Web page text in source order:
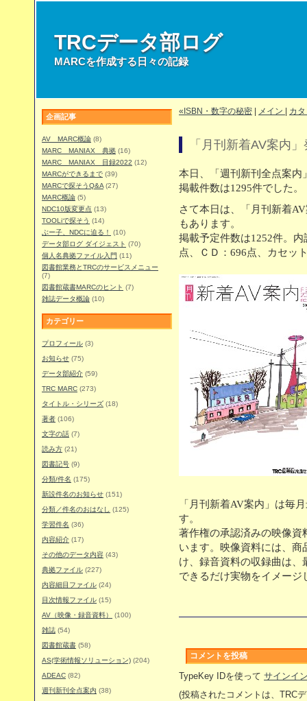
TRCデータ部ログ
MARCを作成する日々の記録
企画記事
AV MARC概論 (8)
MARC MANIAX 典拠 (16)
MARC MANIAX 目録2022 (12)
MARCができるまで (39)
MARCで探そうQ&A (27)
MARC概論 (5)
NDC10版変更点 (13)
TOOLiで探そう (14)
ぶー子、NDCに迫る！
(10)
データ部ログ ダイジェスト (70)
個人名典拠ファイル入門 (11)
図書館業務とTRCのサービスメニュー
(7)
図書館蔵書MARCのヒント (7)
雑誌データ概論 (10)
カテゴリー
プロフィール (3)
お知らせ (75)
データ部紹介 (59)
TRC MARC (273)
タイトル・シリーズ (18)
著者 (106)
文字の話 (7)
読み方 (21)
図書記号 (9)
分類/件名 (175)
新設件名のお知らせ (151)
分類／件名のおはなし
(125)
学習件名 (36)
内容紹介 (17)
その他のデータ内容 (43)
典拠ファイル (227)
内容細目ファイル (24)
目次情報ファイル (15)
AV（映像・録音資料）
(100)
雑誌 (54)
図書館蔵書 (58)
AS(学術情報ソリューション) (204)
ADEAC (82)
週刊新刊全点案内 (38)
«ISBN・数字の秘密 メイン カ
「月刊新着AV案内
本日、「週刊新刊全点案内
掲載件数は1295件でした。
さて本日は、「月刊新着
もあります。
掲載予定件数は1252件。
点、ＣＤ：696点、カセッ
「月刊新着AV案内」は毎
す。
著作権の承認済みの映像資
います。映像資料には、
け、録音資料の収録曲は、
できるだけ実物をイメー
コメントを投稿
TypeKey IDを使って サインイ
(投稿されたコメントは、TRC